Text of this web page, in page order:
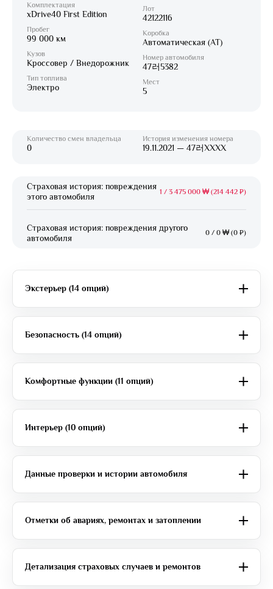
Комплектация
xDrive40 First Edition
Пробег
99 000 км
Кузов
Кроссовер / Внедорожник
Тип топлива
Электро
Лот
42122116
Коробка
Автоматическая (AT)
Номер автомобиля
47러5382
Мест
5
Количество смен владельца
0
История изменения номера
19.11.2021 — 47러XXXX
Страховая история: повреждения
этого автомобиля
1 / 3 475 000 ₩ (214 442 ₽)
Страховая история: повреждения другого
автомобиля
0 / 0 ₩ (0 ₽)
Экстерьер (14 опций)
Безопасность (14 опций)
Комфортные функции (11 опций)
Интерьер (10 опций)
Данные проверки и истории автомобиля
Отметки об авариях, ремонтах и затоплении
Детализация страховых случаев и ремонтов